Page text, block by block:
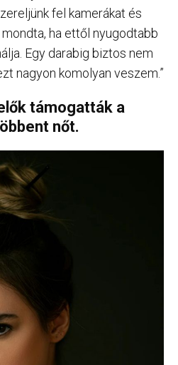
fel kamerákat és
ha ettől nyugodtabb
Egy darabig biztos nem
nagyon komolyan veszem.”
támogatták a
nőt.